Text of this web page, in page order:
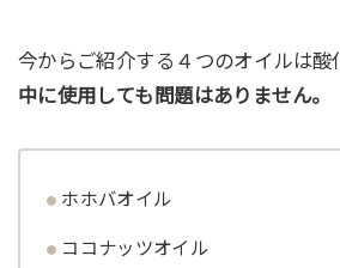
今からご紹介する４つのオイルは酸
中に使用しても問題はありません。
ホホバオイル
ココナッツオイル